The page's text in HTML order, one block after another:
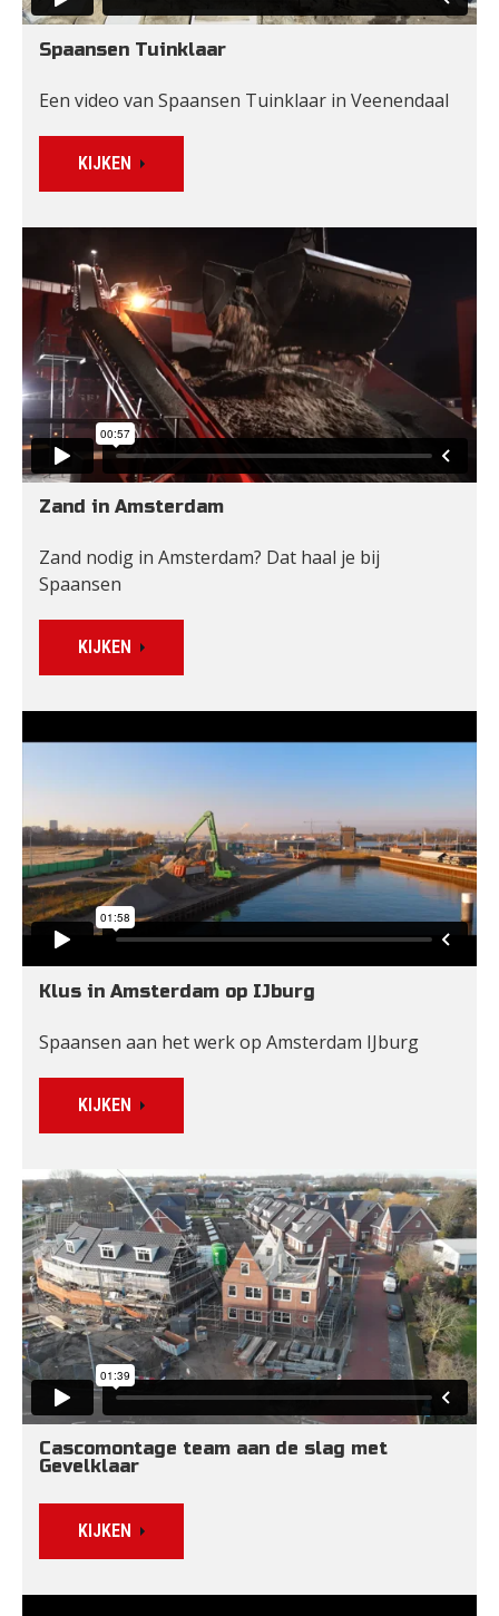
Spaansen Tuinklaar
Een video van Spaansen Tuinklaar in Veenendaal
KIJKEN
Zand in Amsterdam
Zand nodig in Amsterdam? Dat haal je bij
Spaansen
KIJKEN
Klus in Amsterdam op IJburg
Spaansen aan het werk op Amsterdam IJburg
KIJKEN
Cascomontage team aan de slag met
Gevelklaar
KIJKEN